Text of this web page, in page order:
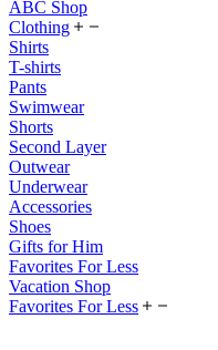
ABC Shop
Clothing
Shirts
T-shirts
Pants
Swimwear
Shorts
Second Layer
Outwear
Underwear
Accessories
Shoes
Gifts for Him
Favorites For Less
Vacation Shop
Favorites For Less